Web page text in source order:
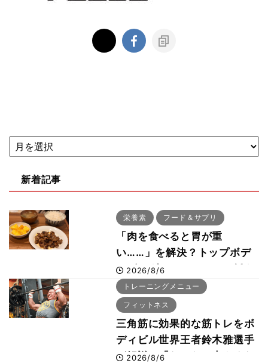
新着記事
栄養素 フード＆サプリ
「肉を食べると胃が重
い……」を解決？トップボデ
ィビルダーのリカバリー飯を
専門家がロジカル解説
2026/8/6
トレーニングメニュー
フィットネス
三角筋に効果的な筋トレをボ
ディビル世界王者鈴木雅選手
が解説！「なかなか大きくな
2026/8/6